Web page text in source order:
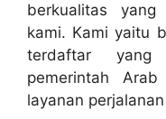
berkualitas yang
kami. Kami yaitu
terdaftar
pemerintah
layanan